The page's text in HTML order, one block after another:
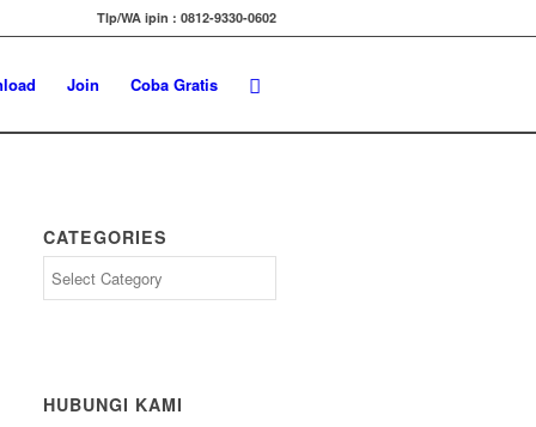
Tlp/WA ipin : 0812-9330-0602
Join Coba Gratis
CATEGORIES
HUBUNGI KAMI